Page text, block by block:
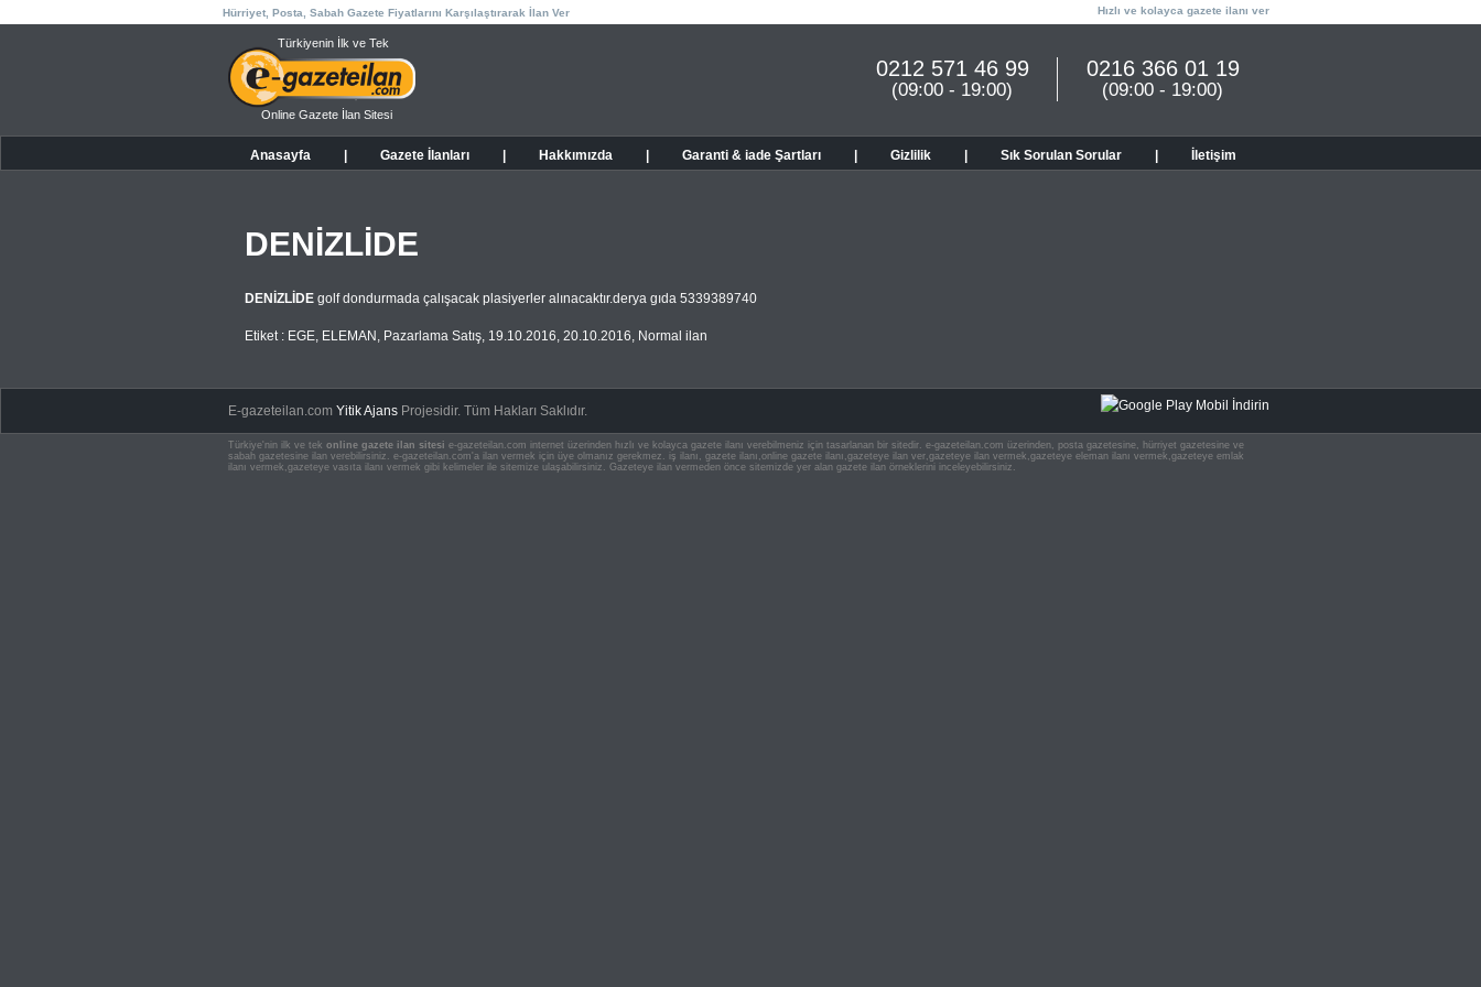
Hürriyet, Posta, Sabah Gazete Fiyatlarını Karşılaştırarak İlan Ver Hızlı ve kolayca gazete ilanı ver
Türkiyenin İlk ve Tek
Online Gazete İlan Sitesi
0216 366 01 19
(09:00 - 19:00)
0212 571 46 99
(09:00 - 19:00)
Anasayfa Gazete İlanları Hakkımızda Garanti & iade Şartları Gizlilik Sık Sorulan Sorular İletişim
DENİZLİDE
DENİZLİDE golf dondurmada çalışacak plasiyerler alınacaktır.derya gıda 5339389740
Etiket : EGE, ELEMAN , Pazarlama Satış, 19.10.2016, 20.10.2016, Normal ilan
E-gazeteilan.comYitik Ajans Projesidir.Tüm Hakları Saklıdır.
Türkiye'nin ilk ve tek online gazete ilan sitesi e-gazeteilan.com internet üzerinden hızlı ve kolayca gazete ilanı verebilmeniz için tasarlanan bir sitedir. e-gazeteilan.com üzerinden, posta gazetesine, hürriyet gazetesine ve
sabah gazetesine ilan verebilirsiniz. e-gazeteilan.com'a ilan vermek için üye olmanız gerekmez. iş ilanı, gazete ilanı,online gazete ilanı,gazeteye ilan ver,gazeteye ilan vermek,gazeteye eleman ilanı vermek,gazeteye emlak
ilanı vermek,gazeteye vasıta ilanı vermek gibi kelimeler ile sitemize ulaşabilirsiniz. Gazeteye ilan vermeden önce sitemizde yer alan gazete ilan örneklerini inceleyebilirsiniz.